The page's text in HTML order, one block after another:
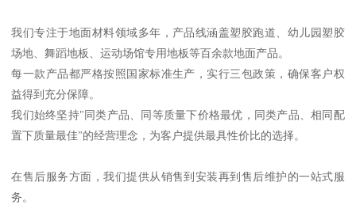
我们专注于地面材料领域多年，产品线涵盖塑胶跑道、幼儿园塑胶
场地、舞蹈地板、运动场馆专用地板等百余款地面产品。
每一款产品都严格按照国家标准生产，实行三包政策，确保客户权
益得到充分保障。
我们始终坚持"同类产品、同等质量下价格最优，同类产品、相同配
置下质量最佳"的经营理念，为客户提供最具性价比的选择。
在售后服务方面，我们提供从销售到安装再到售后维护的一站式服
务。